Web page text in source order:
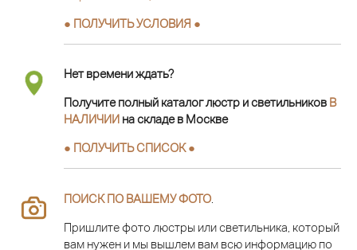
● ПОЛУЧИТЬ УСЛОВИЯ ●
Нет времени ждать?
Получите полный каталог люстр и светильников В
НАЛИЧИИ на складе в Москве
● ПОЛУЧИТЬ СПИСОК ●
ПОИСК ПО ВАШЕМУ ФОТО
Пришлите фото люстры или светильника, который
вам нужен и мы вышлем вам всю информацию по